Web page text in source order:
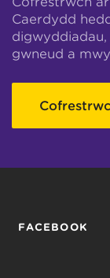
Caerdydd
digwyddiadau,
gwneud a
FACEBOOK